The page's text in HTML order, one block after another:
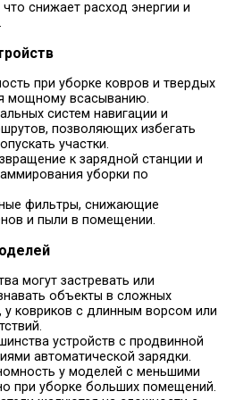
снижает расход энергии и
при уборке ковров и твердых
мощному всасыванию.
систем навигации и
позволяющих избегать
участки.
к зарядной станции и
уборки по
фильтры, снижающие
и пыли в помещении.
могут застревать или
объекты в сложных
у ковриков с длинным ворсом или
устройств с продвинной
автоматической зарядки.
у моделей с меньшими
при уборке больших помещений.